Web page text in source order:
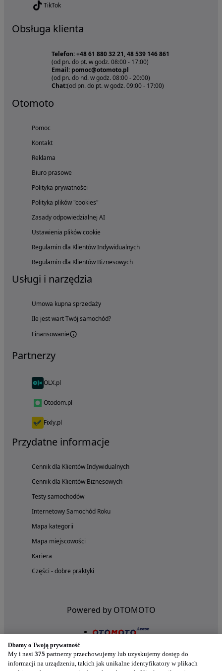
TikTok
Obsługa klienta
Telefon: +48 61 880 32 21, 48 539 146 861
(od pn. do pt. w godz. 08:00 - 17:00)
Email: pomoc@otomoto.pl
(od pn. do nd. w godz. 08:00 - 20:00)
Chat:(od pn. do pt. w godz. 09:00 - 17:00)
Otomoto
Pomoc
Kontakt
Reklama
Biuro prasowe
Polityka prywatności
Polityka plików "cookies"
Zasady odpowiedzialnej AI
Ustawienia plików cookie
Regulamin dla Klientów Indywidualnych
Regulamin dla Klientów Biznesowych
Usługi i narzędzia
Umowa kupna sprzedaży
Ile jest wart Twój samochód?
Finansowanie
Partnerzy
OLX.pl
Otodom.pl
Fixly.pl
Przydatne informacje
Cennik dla Klientów Indywidualnych
Cennik dla Klientów Biznesowych
Testy samochodów
Internetowy Samochód Roku
Mapa kategorii
Mapa miejscowości
Kariera
Części - dobre praktyki
Powered by OTOMOTO
Dbamy o Twoją prywatność
My i nasi 375 partnerzy przechowujemy lub uzyskujemy dostęp do
informacji na urządzeniu, takich jak unikalne identyfikatory w plikach